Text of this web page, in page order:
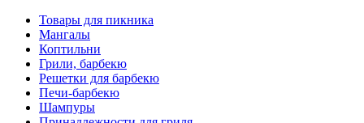
Товары для пикника
Мангалы
Коптильни
Грили, барбекю
Решетки для барбекю
Печи-барбекю
Шампуры